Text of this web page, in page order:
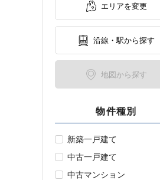
エリアを変更
沿線・駅から探す
地図から探す
物件種別
新築一戸建て
中古一戸建て
中古マンション